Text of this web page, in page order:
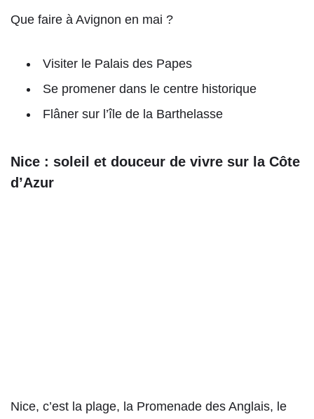
Que faire à Avignon en mai ?
Visiter le Palais des Papes
Se promener dans le centre historique
Flâner sur l’île de la Barthelasse
Nice : soleil et douceur de vivre sur la Côte
d’Azur
Nice, c’est la plage, la Promenade des Anglais, le